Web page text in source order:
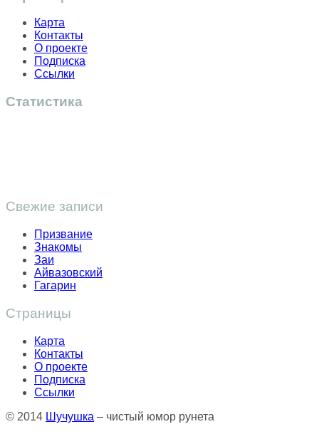
Карта
Контакты
О проекте
Подписка
Ссылки
Статистика
Свежие записи
Призвание
Знакомы
Заи
Айвазовский
Гагарин
Страницы
Карта
Контакты
О проекте
Подписка
Ссылки
© 2014 Шучушка – чистый юмор рунета